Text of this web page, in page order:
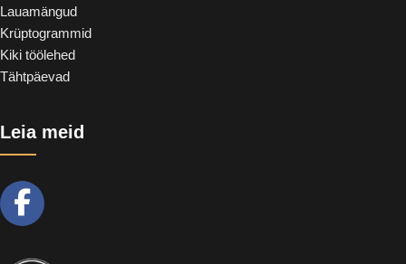
Lauamängud
Krüptogrammid
Kiki töölehed
Tähtpäevad
Leia meid